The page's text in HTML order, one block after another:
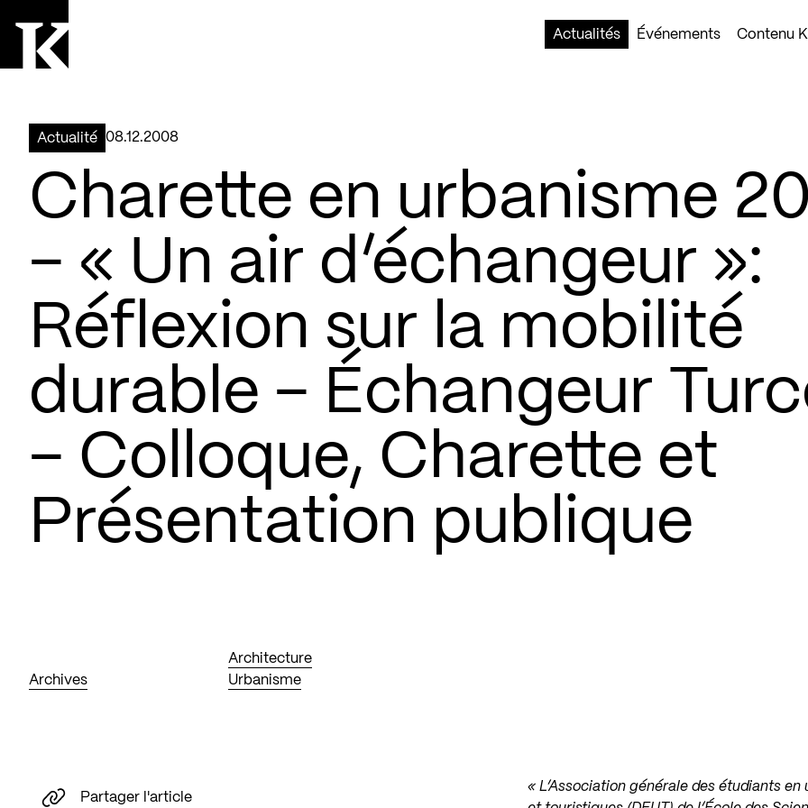
Actualités
Événements Contenu
Actualité 08.12.2008
Charette en urbanisme
– « Un air d’échangeur »:
Réflexion sur la mobilité
durable – Échangeur
– Colloque, Charette et
Présentation publique
Archives
Architecture
Urbanisme
« L’Association générale des étudiants
Partager l'article